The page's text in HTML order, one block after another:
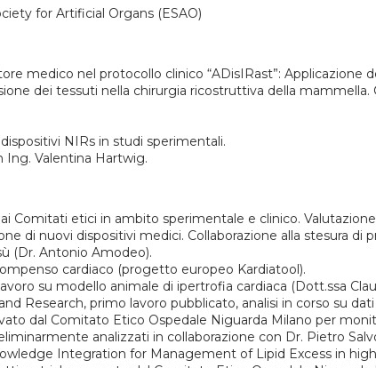
for Artificial Organs (ESAO)
medico nel protocollo clinico “ADisIRast”:
dei tessuti nella chirurgia ricostruttiva della mammella.
NIRs in studi sperimentali.
Ing. Valentina Hartwig.
Comitati etici in ambito sperimentale e clinico.
di nuovi dispositivi medici. Collaborazione alla stesura di
(Dr. Antonio Amodeo).
cardiaco (progetto europeo Kardiatool).
su modello animale di ipertrofia cardiaca (Dott.ssa
Research, primo lavoro pubblicato, analisi in corso su
dal Comitato Etico Ospedale Niguarda Milano per
analizzati in collaborazione con Dr. Pietro
Integration for Management of Lipid Excess in